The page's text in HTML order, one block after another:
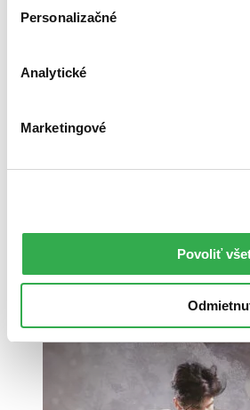
Personalizačné
Analytické
Marketingové
Povoliť
Ďalšie knižné vydania (4)